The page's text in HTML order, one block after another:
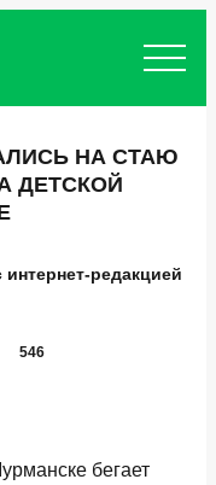
НА СТАЮ
ДЕТСКОЙ
редакцией
546
бегает